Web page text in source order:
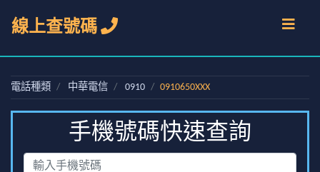
線上查號碼
電話種類 中華電信 0910 0910650XXX
手機號碼快速查詢